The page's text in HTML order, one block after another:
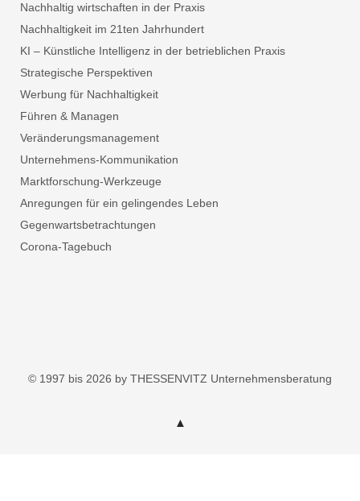
Nachhaltig wirtschaften in der Praxis
Nachhaltigkeit im 21ten Jahrhundert
KI – Künstliche Intelligenz in der betrieblichen Praxis
Strategische Perspektiven
Werbung für Nachhaltigkeit
Führen & Managen
Veränderungsmanagement
Unternehmens-Kommunikation
Marktforschung-Werkzeuge
Anregungen für ein gelingendes Leben
Gegenwartsbetrachtungen
Corona-Tagebuch
© 1997 bis 2026 by THESSENVITZ Unternehmensberatung